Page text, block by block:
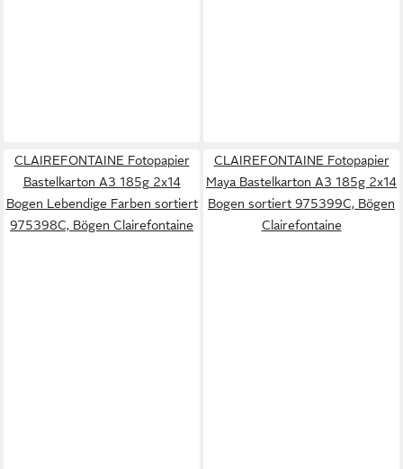
CLAIREFONTAINE Fotopapier
Bastelkarton A3 185g 2x14
Bogen Lebendige Farben sortiert
975398C, Bögen Clairefontaine
CLAIREFONTAINE Fotopapier
Maya Bastelkarton A3 185g 2x14
Bogen sortiert 975399C, Bögen
Clairefontaine